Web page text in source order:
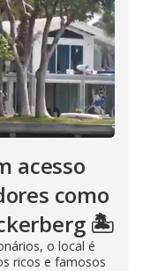
acesso
como
🏝️
o local é
ricos e famosos